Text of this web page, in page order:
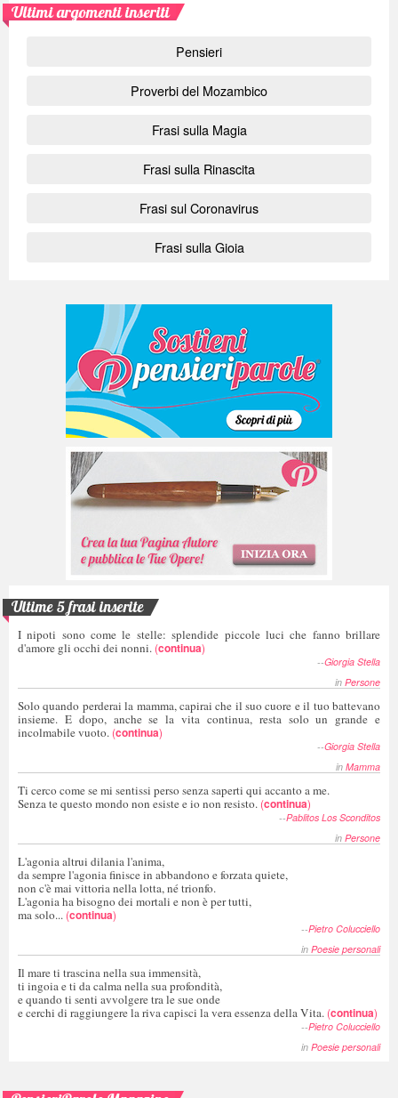
Ultimi argomenti inseriti
Pensieri
Proverbi del Mozambico
Frasi sulla Magia
Frasi sulla Rinascita
Frasi sul Coronavirus
Frasi sulla Gioia
Ultime 5 frasi inserite
I nipoti sono come le stelle: splendide piccole luci che fanno brillare
d'amore gli occhi dei nonni. (continua)
--Giorgia Stella
in Persone
Solo quando perderai la mamma, capirai che il suo cuore e il tuo battevano
insieme. E dopo, anche se la vita continua, resta solo un grande e
incolmabile vuoto. (continua)
--Giorgia Stella
in Mamma
Ti cerco come se mi sentissi perso senza saperti qui accanto a me.
Senza te questo mondo non esiste e io non resisto. (continua)
--Pablitos Los Sconditos
in Persone
L'agonia altrui dilania l'anima,
da sempre l'agonia finisce in abbandono e forzata quiete,
non c'è mai vittoria nella lotta, né trionfo.
L'agonia ha bisogno dei mortali e non è per tutti,
ma solo... (continua)
--Pietro Colucciello
in Poesie personali
Il mare ti trascina nella sua immensità,
ti ingoia e ti da calma nella sua profondità,
e quando ti senti avvolgere tra le sue onde
e cerchi di raggiungere la riva capisci la vera essenza della Vita. (continua)
--Pietro Colucciello
in Poesie personali